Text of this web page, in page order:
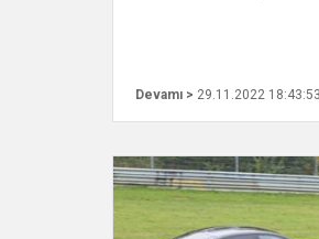
Devamı > 29.11.2022 18:43:53